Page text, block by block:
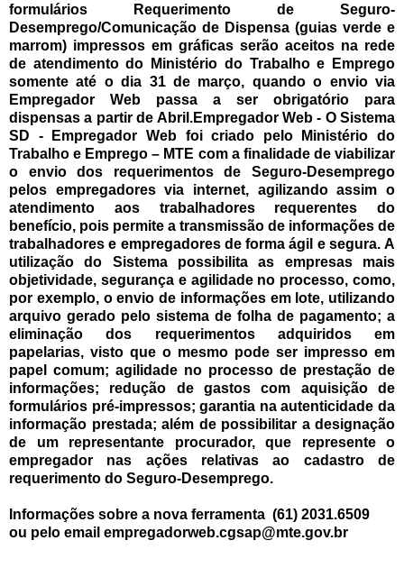
formulários Requerimento de Seguro-
Desemprego/Comunicação de Dispensa (guias verde e
marrom) impressos em gráficas serão aceitos na rede
de atendimento do Ministério do Trabalho e Emprego
somente até o dia 31 de março, quando o envio via
Empregador Web passa a ser obrigatório para
dispensas a partir de Abril.Empregador Web - O Sistema
SD - Empregador Web foi criado pelo Ministério do
Trabalho e Emprego – MTE com a finalidade de viabilizar
o envio dos requerimentos de Seguro-Desemprego
pelos empregadores via internet, agilizando assim o
atendimento aos trabalhadores requerentes do
benefício, pois permite a transmissão de informações de
trabalhadores e empregadores de forma ágil e segura. A
utilização do Sistema possibilita as empresas mais
objetividade, segurança e agilidade no processo, como,
por exemplo, o envio de informações em lote, utilizando
arquivo gerado pelo sistema de folha de pagamento; a
eliminação dos requerimentos adquiridos em
papelarias, visto que o mesmo pode ser impresso em
papel comum; agilidade no processo de prestação de
informações; redução de gastos com aquisição de
formulários pré-impressos; garantia na autenticidade da
informação prestada; além de possibilitar a designação
de um representante procurador, que represente o
empregador nas ações relativas ao cadastro de
requerimento do Seguro-Desemprego.
Informações sobre a nova ferramenta (61) 2031.6509
ou pelo email empregadorweb.cgsap@mte.gov.br